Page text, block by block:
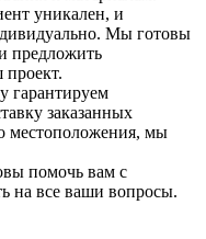
уникален, и
Мы готовы
предложить
гарантируем
заказанных
местоположения, мы
помочь вам с
на все ваши вопросы.